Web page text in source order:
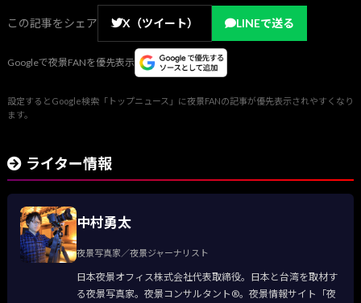
この記事をシェア X（ツイート） LINEで送る
Googleで夜景FANを優先表示
設定するとGoogle検索「トップニュース」に夜景FANの記事が優先表示されやすくなり
ます。
ライター情報
中村勇太
夜景写真家／夜景ジャーナリスト
日本夜景オフィス株式会社代表取締役。日本と台湾を取材す
る夜景写真家。夜景コンサルタント®。夜景情報サイト「夜